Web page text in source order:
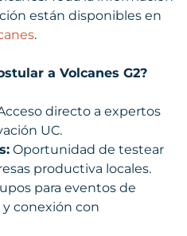
están disponibles en
.
a Volcanes G2?
directo a expertos
UC.
Oportunidad de testear
productiva locales.
para eventos de
conexión con